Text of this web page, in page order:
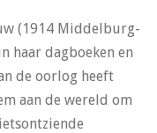
(1914 Middelburg-
haar dagboeken en
de oorlog heeft
aan de wereld om